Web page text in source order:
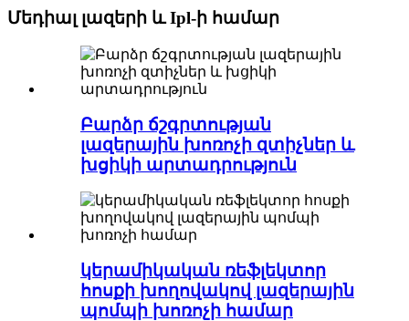
Մեդիալ լազերի և Ipl-ի համար
Բարձր ճշգրտության
լազերային խոռոչի զտիչներ և
խցիկի արտադրություն
կերամիկական ռեֆլեկտոր
հոսքի խողովակով լազերային
պոմպի խոռոչի համար